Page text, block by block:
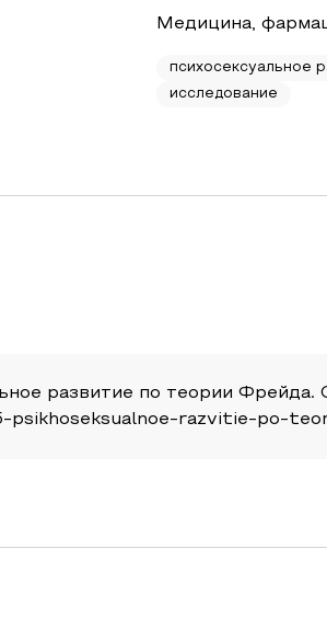
Медицина,
психосексуальное
исследование
развитие по теории Фрейда.
psikhoseksualnoe-razvitie-po-